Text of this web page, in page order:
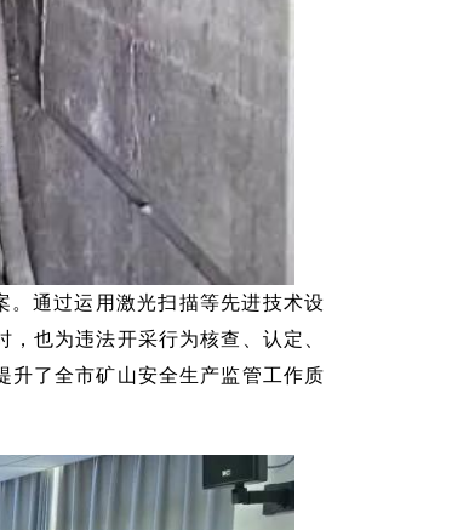
通过运用激光扫描等先进技术设
也为违法开采行为核查、认定、
升了全市矿山安全生产监管工作质